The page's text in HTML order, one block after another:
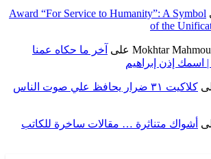
Award “For Service to Humanity”: A Symbol
of the
Mokhtar على آخر ما حكاه عمنا
إذن إبراهيم
كلاكيت ٣١ ضرار يحافظ علي صوت الناس
أشواك متناثرة … مقالات ساخرة للكاتب